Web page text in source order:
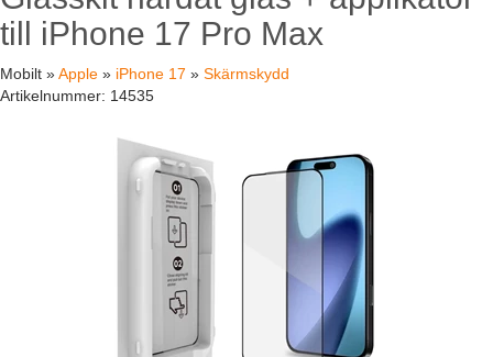
till iPhone 17 Pro Max
Mobilt »Apple » iPhone 17 » Skärmskydd
Artikelnummer: 14535